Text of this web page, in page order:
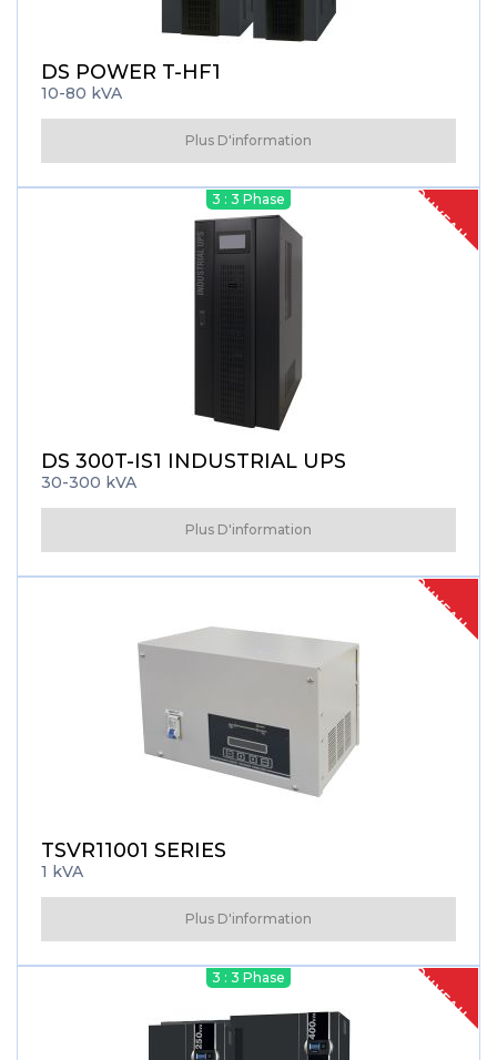
DS POWER T-HF1
10-80 kVA
Plus D'information
NOUVEAU
3 : 3 Phase
DS 300T-IS1 INDUSTRIAL UPS
30-300 kVA
Plus D'information
NOUVEAU
TSVR11001 SERIES
1 kVA
Plus D'information
NOUVEAU
3 : 3 Phase